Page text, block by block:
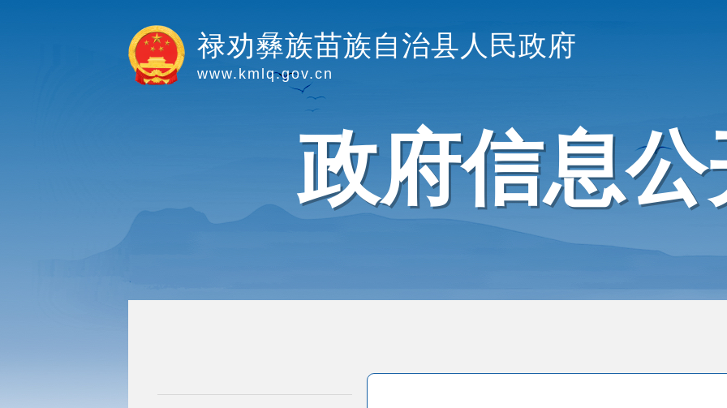
禄劝彝族苗族自治县人民政府
www.kmlq.gov.cn
政府信息公